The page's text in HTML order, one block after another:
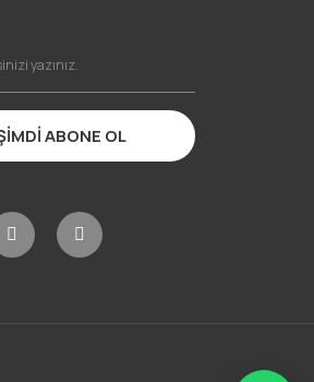
ABONE OL